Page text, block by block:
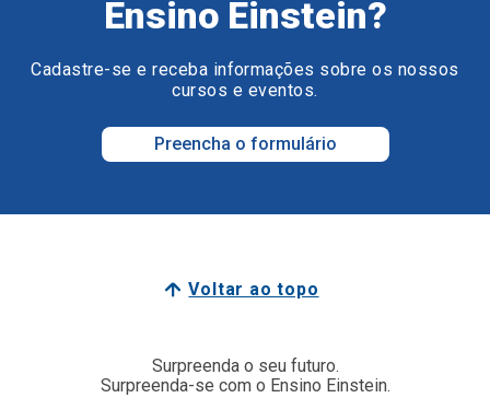
Ensino Einstein?
Cadastre-se e receba informações sobre os nossos
cursos e eventos.
Preencha o formulário
Voltar ao topo
Surpreenda o seu futuro.
Surpreenda-se com o Ensino Einstein.